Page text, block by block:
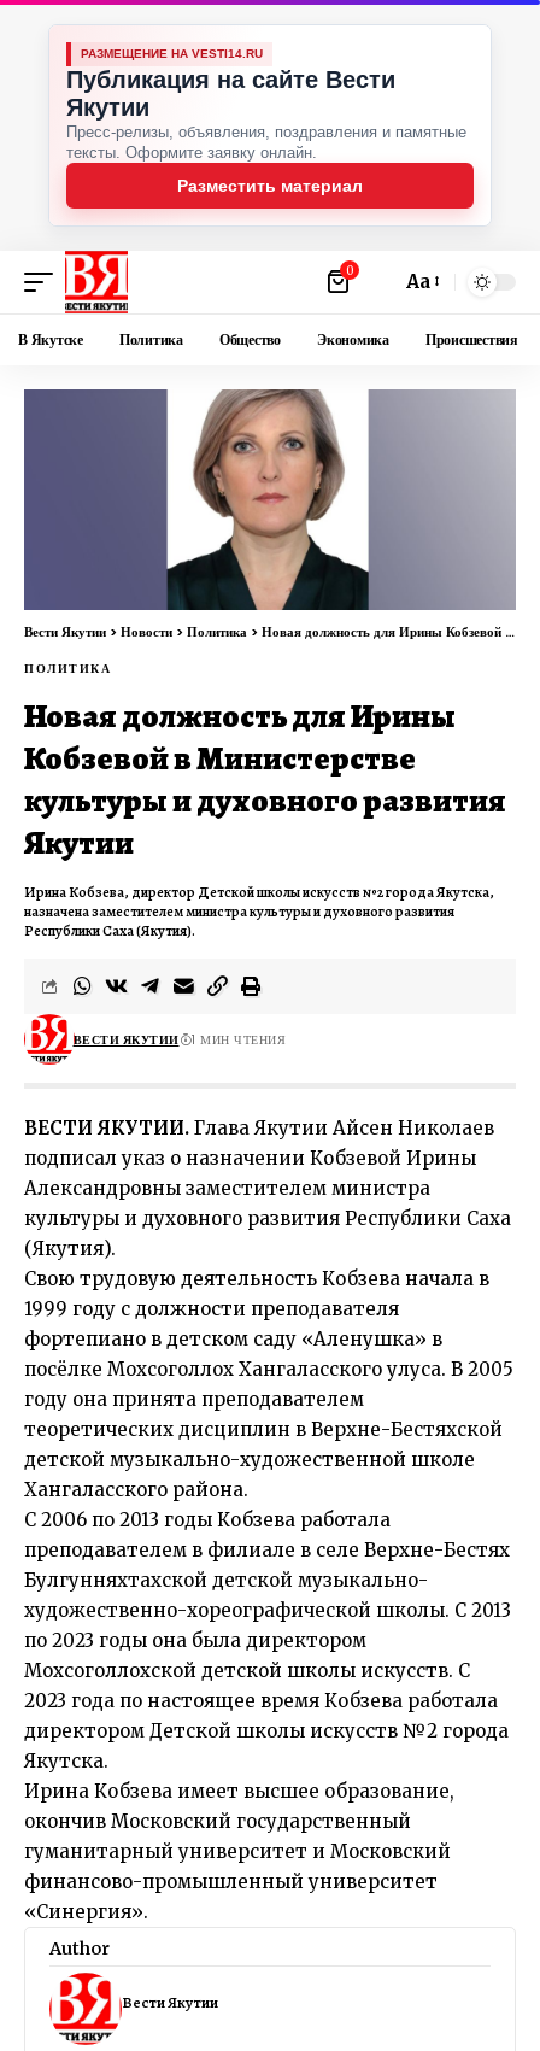
РАЗМЕЩЕНИЕ НА VESTI14.RU
Публикация на сайте Вести
Якутии
Пресс-релизы, объявления, поздравления и памятные
тексты. Оформите заявку онлайн.
Разместить материал
0 Аа
В Якутске Политика Общество Экономика Происшествия
Вести Якутии >Новости >Политика >Новая должность для Ирины Кобзевой в Министерстве культуры и духовного развития Якутии
ПОЛИТИКА
Новая должность для Ирины
Кобзевой в Министерстве
культуры и духовного развития
Якутии
Ирина Кобзева, директор Детской школы искусств №2 города Якутска,
назначена заместителем министра культуры и духовного развития
Республики Саха (Якутия).
ВЕСТИ ЯКУТИИ 1 МИН ЧТЕНИЯ
ВЕСТИ ЯКУТИИ. Глава Якутии Айсен Николаев
подписал указ о назначении Кобзевой Ирины
Александровны заместителем министра
культуры и духовного развития Республики Саха
(Якутия).
Свою трудовую деятельность Кобзева начала в
1999 году с должности преподавателя
фортепиано в детском саду «Аленушка» в
посёлке Мохсоголлох Хангаласского улуса. В 2005
году она принята преподавателем
теоретических дисциплин в Верхне-Бестяхской
детской музыкально-художественной школе
Хангаласского района.
С 2006 по 2013 годы Кобзева работала
преподавателем в филиале в селе Верхне-Бестях
Булгунняхтахской детской музыкально-
художественно-хореографической школы. С 2013
по 2023 годы она была директором
Мохсоголлохской детской школы искусств. С
2023 года по настоящее время Кобзева работала
директором Детской школы искусств №2 города
Якутска.
Ирина Кобзева имеет высшее образование,
окончив Московский государственный
гуманитарный университет и Московский
финансово-промышленный университет
«Синергия».
Author
Вести Якутии